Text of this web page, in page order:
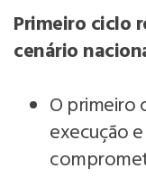
Primeiro ciclo
cenário
O primeiro
execução